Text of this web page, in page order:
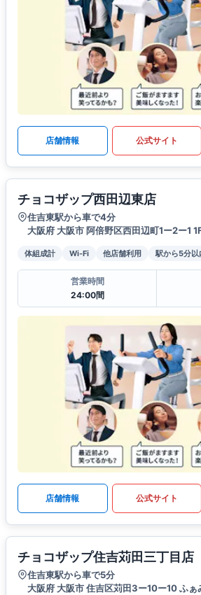
店舗情報 公式サイト
チョコザップ西田辺東店
住吉東駅から車で4分
大阪府 大阪市 阿倍野区西田辺町1ー2ー1
体組成計 Wi-Fi 他店舗利用 駅から5分以
営業時間
24:00間
店舗情報 公式サイト
チョコザップ住吉苅田三丁目店
住吉東駅から車で5分
大阪府 大阪市 住吉区苅田3ー10ー10 ふぁ